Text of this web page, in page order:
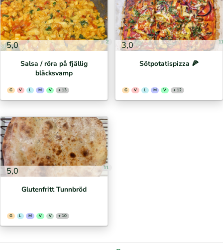
5,0 2
Salsa / röra på fjällig
bläcksvamp
G V L M V + 13
3,0
Sötpotatispizza 🍕⁣
G V L M V + 12
5,0 11
Glutenfritt Tunnbröd
G L M V V + 10